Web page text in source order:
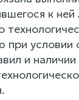
к ней
при условии
и наличии